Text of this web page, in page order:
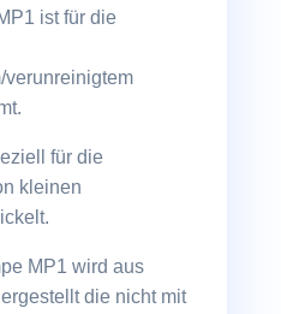
ist für die
verunreinigtem
für die
kleinen
MP1 wird aus
die nicht mit